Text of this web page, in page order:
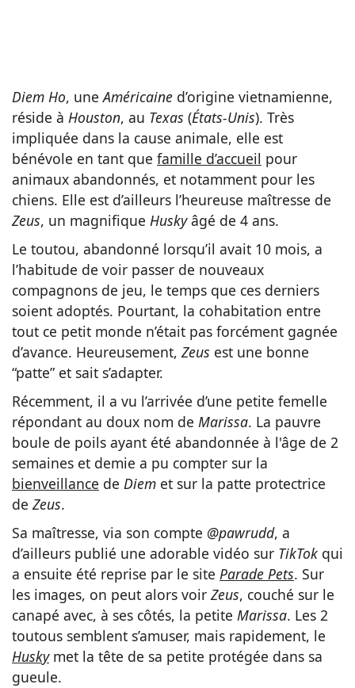
Diem Ho, uneAméricaine d’origine vietnamienne,
réside à Houston, au Texas (États-Unis). Très
impliquée dans la cause animale, elle est
bénévole en tant que famille d’accueil pour
animaux abandonnés, et notamment pour les
chiens. Elle est d’ailleurs l’heureuse maîtresse de
Zeus, un magnifique Huskyâgé de 4 ans.
Le toutou, abandonné lorsqu’il avait 10 mois, a
l’habitude de voir passer de nouveaux
compagnons de jeu, le temps que ces derniers
soient adoptés. Pourtant, la cohabitation entre
tout ce petit monde n’était pas forcément gagnée
d’avance. Heureusement, Zeus est une bonne
“patte” et sait s’adapter.
Récemment, il a vu l’arrivée d’une petite femelle
répondant au doux nom de Marissa. La pauvre
boule de poils ayant été abandonnée à l'âge de 2
semaines et demie a pu compter sur la
bienveillance de Diem et sur la patte protectrice
de Zeus.
Sa maîtresse, via son compte @pawrudd, a
d’ailleurs publié une adorable vidéo sur TikTok qui
a ensuite été reprise par le site Parade Pets. Sur
les images, on peut alors voir Zeus, couché sur le
canapé avec, à ses côtés, la petite Marissa. Les 2
toutous semblent s’amuser, mais rapidement, le
Huskymet la tête de sa petite protégée dans sa
gueule.